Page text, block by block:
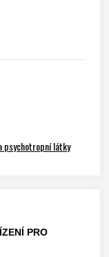
psychotropní látky
PRO